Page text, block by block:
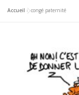
DES IMAGES
Accueil »congé paternité